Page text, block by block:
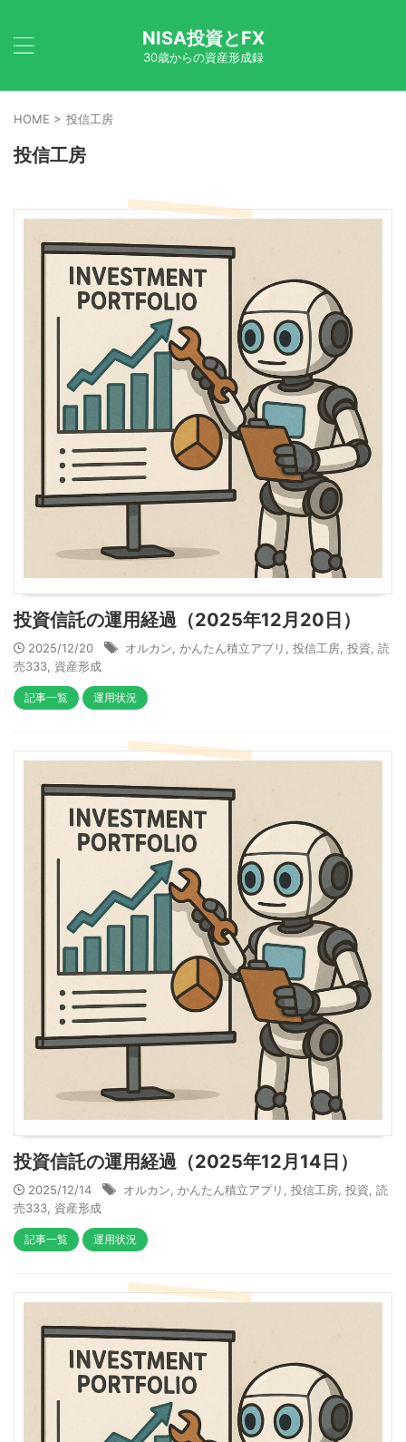
NISA投資とFX
30歳からの資産形成録
HOME > 投信工房
投信工房
投資信託の運用経過（2025年12月20日）
2025/12/20 オルカン かんたん積立アプリ 投信工房 投資 読
売333 資産形成
記事一覧 運用状況
投資信託の運用経過（2025年12月14日）
2025/12/14 オルカン かんたん積立アプリ 投信工房 投資 読
売333 資産形成
記事一覧 運用状況